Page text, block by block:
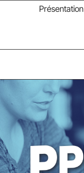
Présentation